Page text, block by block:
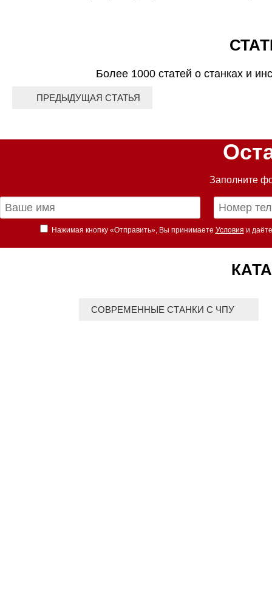
Более 1000 статей о станках и
ПРЕДЫДУЩАЯ СТАТЬЯ
Заполните
Нажимая кнопку «Отправить», Вы принимаете Условия и
СОВРЕМЕННЫЕ СТАНКИ С ЧПУ